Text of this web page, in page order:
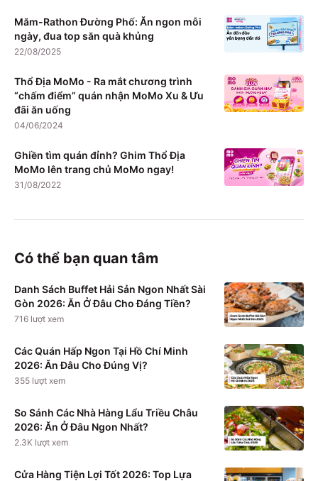
Măm-Rathon Đường Phố: Ăn ngon mỗi
ngày, đua top săn quà khủng
22/08/2025
Thổ Địa MoMo - Ra mắt chương trình
“chấm điểm” quán nhận MoMo Xu & Ưu
đãi ăn uống
04/06/2024
Ghiền tìm quán đỉnh? Ghim Thổ Địa
MoMo lên trang chủ MoMo ngay!
31/08/2022
Có thể bạn quan tâm
Danh Sách Buffet Hải Sản Ngon Nhất Sài
Gòn 2026: Ăn Ở Đâu Cho Đáng Tiền?
716 lượt xem
Các Quán Hấp Ngon Tại Hồ Chí Minh
2026: Ăn Đâu Cho Đúng Vị?
355 lượt xem
So Sánh Các Nhà Hàng Lẩu Triều Châu
2026: Ăn Ở Đâu Ngon Nhất?
2.3K lượt xem
Cửa Hàng Tiện Lợi Tốt 2026: Top Lựa